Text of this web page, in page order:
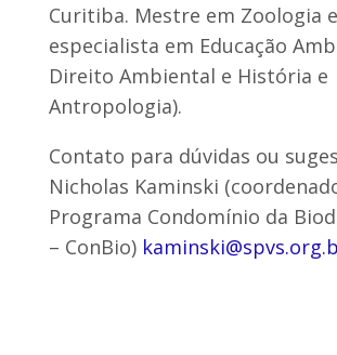
Curitiba. Mestre em Zoologia e
especialista em Educação
Direito Ambiental e História e
Antropologia).
Contato para dúvidas ou
Nicholas Kaminski
Programa Condomínio da
– ConBio)